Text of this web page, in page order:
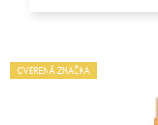
OVERENÁ ZNAČKA